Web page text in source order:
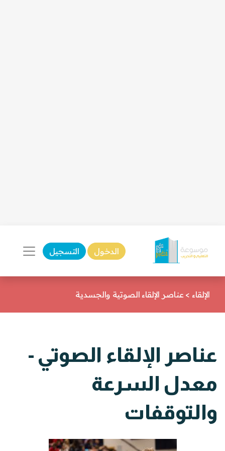
الدخول التسجيل
الإلقاء > عناصر الإلقاء الصوتية والجسدية
عناصر الإلقاء الصوتي -
معدل السرعة
والتوقفات